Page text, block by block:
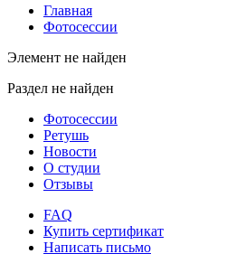
Главная
Фотосессии
Элемент не найден
Раздел не найден
Фотосессии
Ретушь
Новости
О студии
Отзывы
FAQ
Купить сертификат
Написать письмо